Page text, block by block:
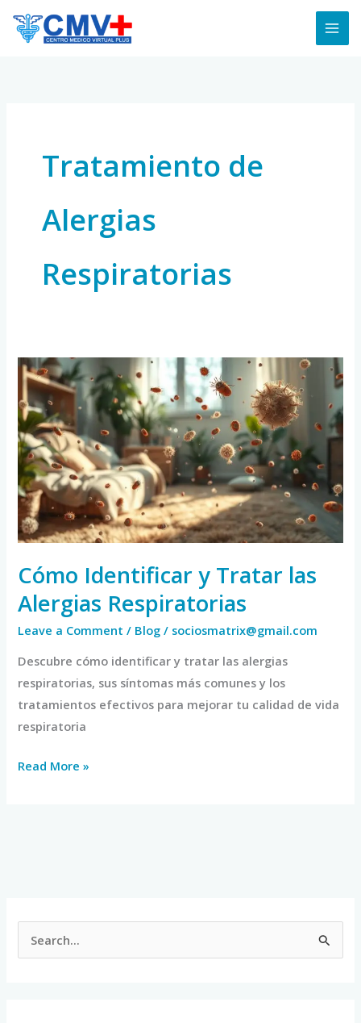
Tratamiento de
Alergias
Respiratorias
Cómo Identificar y Tratar las
Alergias Respiratorias
Leave a Comment / Blog / sociosmatrix@gmail.com
Descubre cómo identificar y tratar las alergias
respiratorias, sus síntomas más comunes y los
tratamientos efectivos para mejorar tu calidad de vida
respiratoria
Cómo
Identificar
y
Tratar
las
Alergias
Respiratorias
Read More »